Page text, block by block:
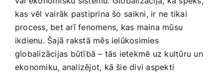
Preces pieaugušajiem
Rotaļlietas, bērnu preces
kas vēl vairāk pastiprina šo ⁤saikni, ir ne tikai
process, bet arī fenomens,⁢ kas maina mūsu
ikdienu. Šajā rakstā mēs ielūkosimies
globalizācijas būtībā – ‍tās ietekmē uz kultūru un
ekonomiku, analizējot, kā šie divi aspekti